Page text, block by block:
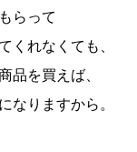
らって
くれなくても、
品を買えば、
なりますから。